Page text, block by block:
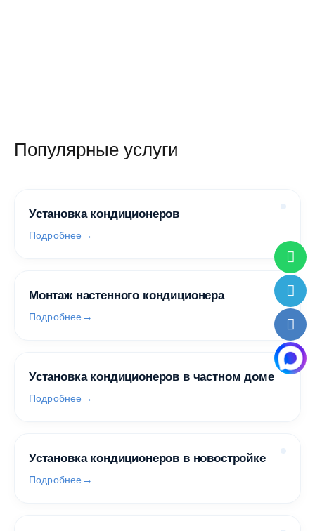
Популярные услуги
Установка кондиционеров
Подробнее
Монтаж настенного кондиционера
Подробнее
Установка кондиционеров в частном доме
Подробнее
Установка кондиционеров в новостройке
Подробнее